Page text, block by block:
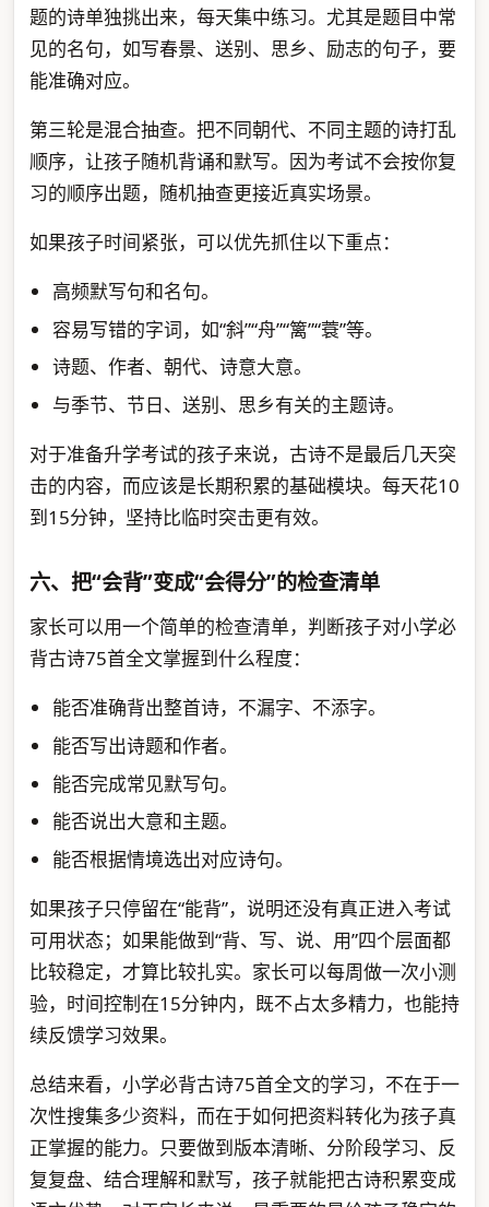
题的诗单独挑出来，每天集中练习。尤其是题目中常
见的名句，如写春景、送别、思乡、励志的句子，要
能准确对应。
第三轮是混合抽查。把不同朝代、不同主题的诗打乱
顺序，让孩子随机背诵和默写。因为考试不会按你复
习的顺序出题，随机抽查更接近真实场景。
如果孩子时间紧张，可以优先抓住以下重点：
高频默写句和名句。
容易写错的字词，如“斜”“舟”“篱”“蓑”等。
诗题、作者、朝代、诗意大意。
与季节、节日、送别、思乡有关的主题诗。
对于准备升学考试的孩子来说，古诗不是最后几天突
击的内容，而应该是长期积累的基础模块。每天花10
到15分钟，坚持比临时突击更有效。
六、把“会背”变成“会得分”的检查清单
家长可以用一个简单的检查清单，判断孩子对小学必
背古诗75首全文掌握到什么程度：
能否准确背出整首诗，不漏字、不添字。
能否写出诗题和作者。
能否完成常见默写句。
能否说出大意和主题。
能否根据情境选出对应诗句。
如果孩子只停留在“能背”，说明还没有真正进入考试
可用状态；如果能做到“背、写、说、用”四个层面都
比较稳定，才算比较扎实。家长可以每周做一次小测
验，时间控制在15分钟内，既不占太多精力，也能持
续反馈学习效果。
总结来看，小学必背古诗75首全文的学习，不在于一
次性搜集多少资料，而在于如何把资料转化为孩子真
正掌握的能力。只要做到版本清晰、分阶段学习、反
复复盘、结合理解和默写，孩子就能把古诗积累变成